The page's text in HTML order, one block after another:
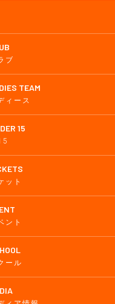
ブ
TEAM
ィース
15
ット
ント
ール